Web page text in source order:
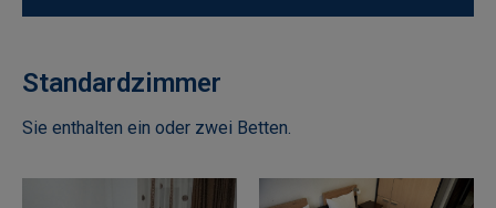
Standardzimmer
Sie enthalten ein oder zwei Betten.